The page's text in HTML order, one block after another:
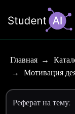
Главная
Мотивация
Реферат на тему: